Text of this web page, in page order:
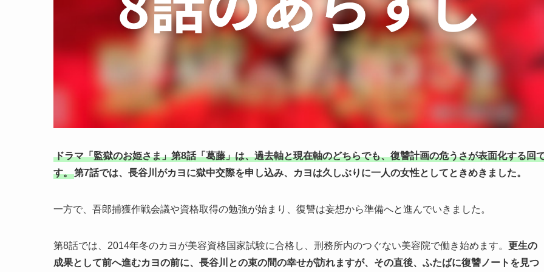
ドラマ「監獄のお姫さま」第8話「葛藤」は、過去軸と現在軸のどちらでも、復讐計画の危うさが表面化する回
す。第7話では、長谷川がカヨに獄中交際を申し込み、カヨは久しぶりに一人の女性としてときめきました。
一方で、吾郎捕獲作戦会議や資格取得の勉強が始まり、復讐は妄想から準備へと進んでいきました。
第8話では、2014年冬のカヨが美容資格国家試験に合格し、刑務所内のつぐない美容院で働き始めます。 更生の
成果として前へ進むカヨの前に、長谷川との束の間の幸せが訪れますが、その直後、ふたばに復讐ノートを見つ